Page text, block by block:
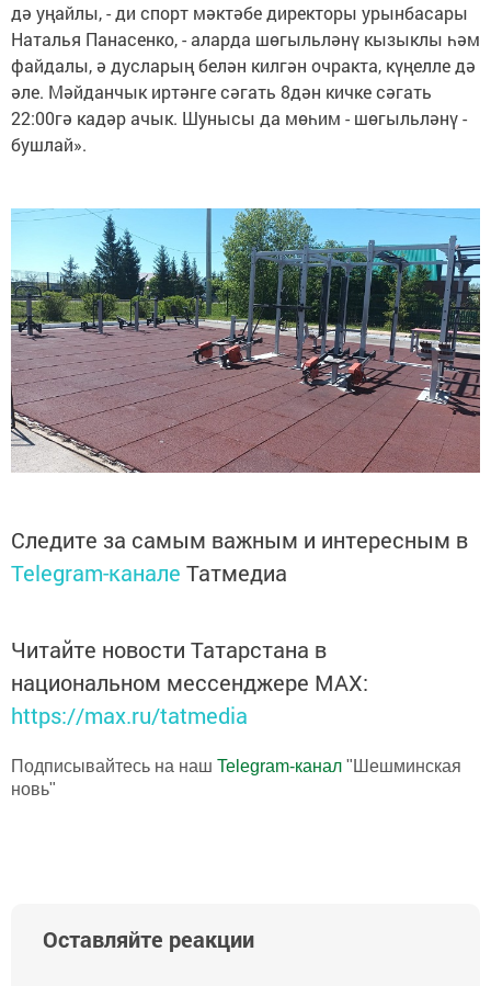
дә уңайлы, - ди спорт мәктәбе директоры урынбасары
Наталья Панасенко, - аларда шөгыльләнү кызыклы һәм
файдалы, ә дусларың белән килгән очракта, күңелле дә
әле. Мәйданчык иртәнге сәгать 8дән кичке сәгать
22:00гә кадәр ачык. Шунысы да мөһим - шөгыльләнү -
бушлай».
Следите за самым важным и интересным в
Telegram-канале Татмедиа
Читайте новости Татарстана в
национальном мессенджере MАХ:
https://max.ru/tatmedia
Подписывайтесь на наш Telegram-канал "Шешминская
новь"
Оставляйте реакции